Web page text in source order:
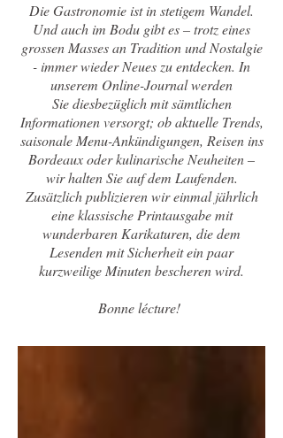
Die Gastronomie ist in stetigem Wandel.
Und auch im Bodu gibt es – trotz eines
grossen Masses an Tradition und Nostalgie
- immer wieder Neues zu entdecken. In
unserem Online-Journal werden
Sie diesbezüglich mit sämtlichen
Informationen versorgt; ob aktuelle Trends,
saisonale Menu-Ankündigungen, Reisen ins
Bordeaux oder kulinarische Neuheiten –
wir halten Sie auf dem Laufenden.
Zusätzlich publizieren wir einmal jährlich
eine klassische Printausgabe mit
wunderbaren Karikaturen, die dem
Lesenden mit Sicherheit ein paar
kurzweilige Minuten bescheren wird.
Bonne lécture!